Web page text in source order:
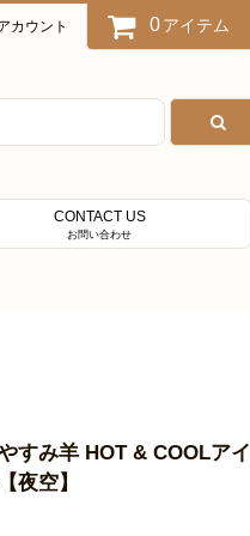
カウント 0 アイテム
CONTACT US
お問い合わせ
すみ羊 HOT & COOLアイ
夜空】